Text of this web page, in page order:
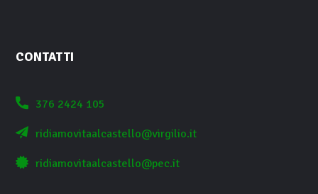
CONTATTI
376 2424 105
ridiamovitaalcastello@virgilio.it
ridiamovitaalcastello@pec.it